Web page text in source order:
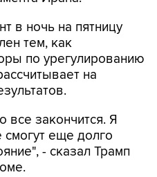
в ночь на пятницу
тем, как
по урегулированию
на
все закончится. Я
еще долго
- сказал Трамп